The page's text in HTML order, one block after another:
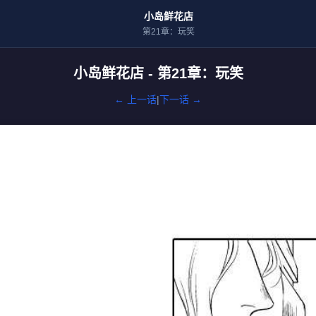
小岛鲜花店
第21章：玩笑
小岛鲜花店 - 第21章：玩笑
← 上一话|下一话 →